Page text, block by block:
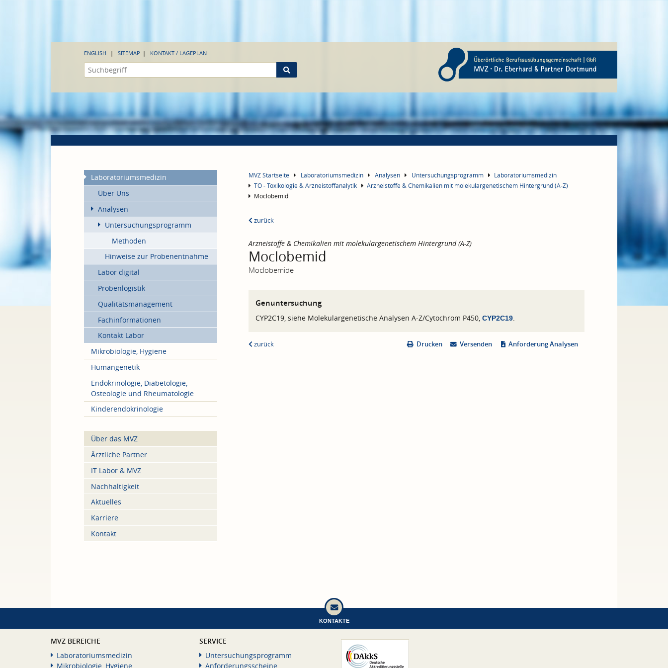
ENGLISH SITEMAP KONTAKT / LAGEPLAN
Laboratoriumsmedizin
Über Uns
Analysen
Untersuchungsprogramm
Methoden
Hinweise zur Probenentnahme
Labor digital
Probenlogistik
Qualitätsmanagement
Fachinformationen
Kontakt Labor
Mikrobiologie, Hygiene
Humangenetik
Endokrinologie, Diabetologie,
Osteologie und Rheumatologie
Kinderendokrinologie
Über das MVZ
Ärztliche Partner
IT Labor & MVZ
Nachhaltigkeit
Aktuelles
Karriere
Kontakt
MVZ Startseite Laboratoriumsmedizin Analysen Untersuchungsprogramm
Laboratoriumsmedizin
TO - Toxikologie & Arzneistoffanalytik
Arzneistoffe & Chemikalien mit molekulargenetischem Hintergrund (A-Z)
Moclobemid
zurück
Arzneistoffe & Chemikalien mit molekulargenetischem Hintergrund (A-Z)
Moclobemid
Moclobemide
Genuntersuchung
CYP2C19, siehe Molekulargenetische Analysen A-Z/Cytochrom P450, CYP2C19.
Drucken Versenden Anforderung Analysen
zurück
KONTAKTE
MVZ BEREICHE
Laboratoriumsmedizin
Mikrobiologie, Hygiene
SERVICE
Untersuchungsprogramm
Anforderungsscheine